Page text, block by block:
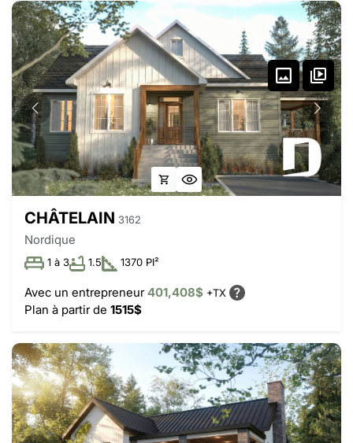
CHÂTELAIN 3162
Nordique
1 à 3 1.5 1370 PI²
Avec un entrepreneur401,408$ +TX
Plan à partir de 1515$